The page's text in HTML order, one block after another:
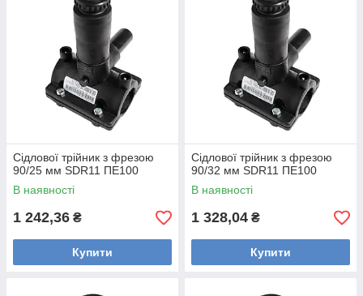
Сідлової трійник з фрезою
90/25 мм SDR11 ПЕ100
В наявності
1 242,36 ₴
Купити
Сідлової трійник з фрезою
90/32 мм SDR11 ПЕ100
В наявності
1 328,04 ₴
Купити